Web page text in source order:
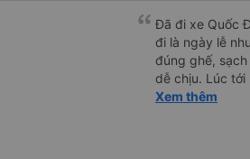
Đã đi xe Quốc
đi là ngày lễ
đúng ghế,
dễ chịu. Lúc tới
nhà. 10đ cho
Xem thêm